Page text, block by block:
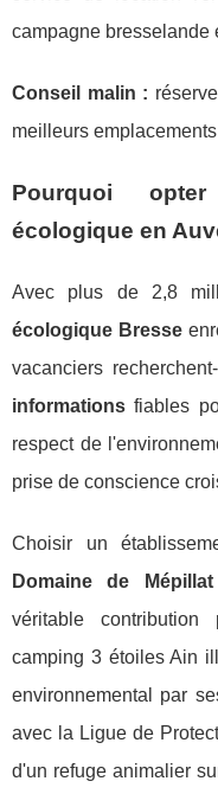
campagne bresselande
Conseil malin :
meilleurs
Pourquoi
écologique en
Avec plus de 2,8
écologique Bresse
vacanciers
informations fiables
respect de
prise de conscience
Choisir un
Domaine de Mépillat
véritable
camping 3 étoiles Ain
environnemental par
avec la Ligue de
d'un refuge animalier